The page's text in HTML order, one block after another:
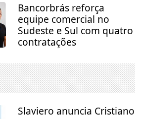
Bancorbrás reforça
equipe comercial no
Sudeste e Sul com quatro
contratações
Slaviero anuncia Cristiano